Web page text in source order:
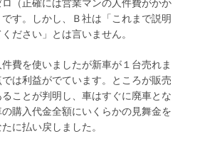
（正確には営業マンの人件費がかか
す。しかし、Ｂ社は「これまで説明
ださい」とは言いません。
費を使いましたが新車が１台売れま
は利益がでています。ところが販売
ことが判明し、車はすぐに廃車とな
購入代金全額にいくらかの見舞金を
に払い戻しました。